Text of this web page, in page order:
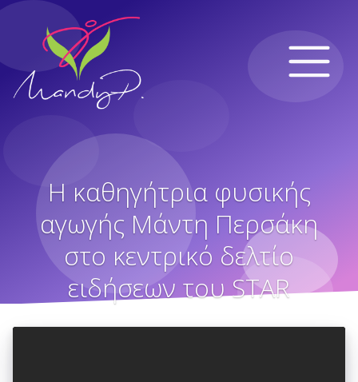
Η καθηγήτρια φυσικής
αγωγής Μάντη Περσάκη
στο κεντρικό δελτίο
ειδήσεων του STAR